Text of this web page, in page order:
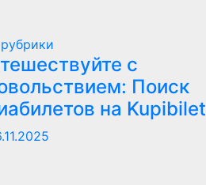
с
Поиск
на Kupibilet